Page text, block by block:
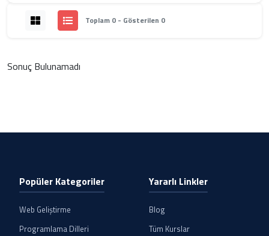
Toplam 0 - Gösterilen 0
Sonuç Bulunamadı
Popüler Kategoriler
Web Geliştirme
Programlama Dilleri
Yararlı Linkler
Blog
Tüm Kurslar